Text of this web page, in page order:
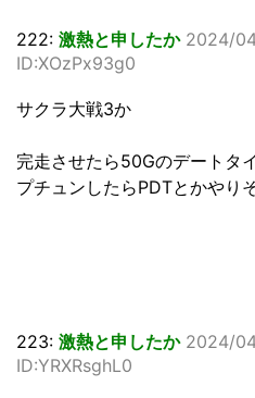
222: 激熱と申したか 2024/
ID:XOzPx93g0
サクラ大戦3か
完走させたら50Gのデートタ
プチュンしたらPDTとかやり
223: 激熱と申したか 2024/
ID:YRXRsghL0